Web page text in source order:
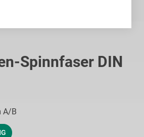
Spinnfaser DIN
A/B